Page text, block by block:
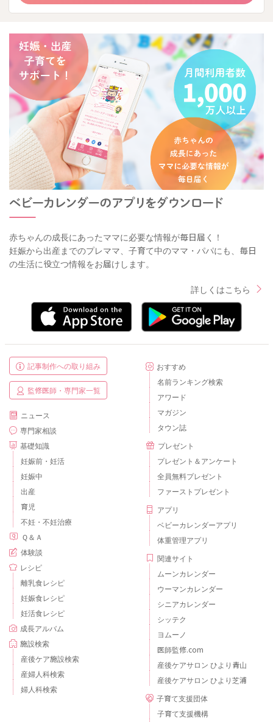
赤ちゃんの成長にあったママに必要な情報が毎日届く！
妊娠から出産までのプレママ、子育て中のママ・パパにも、毎日
の生活に役立つ情報をお届けします。
詳しくはこちら
記事制作への取り組み
監修医師・専門家一覧
ニュース
専門家相談
基礎知識
妊娠前・妊活
妊娠中
出産
育児
不妊・不妊治療
Ｑ＆Ａ
体験談
レシピ
離乳食レシピ
妊娠食レシピ
妊活食レシピ
成長アルバム
施設検索
産後ケア施設検索
産婦人科検索
婦人科検索
おすすめ
名前ランキング検索
アワード
マガジン
タウン誌
プレゼント
プレゼント＆アンケート
全員無料プレゼント
ファーストプレゼント
アプリ
ベビーカレンダーアプリ
体重管理アプリ
関連サイト
ムーンカレンダー
ウーマンカレンダー
シニアカレンダー
シッテク
ヨムーノ
医師監修.com
産後ケアサロン ひより青山
産後ケアサロン ひより芝浦
子育て支援団体
子育て支援機構